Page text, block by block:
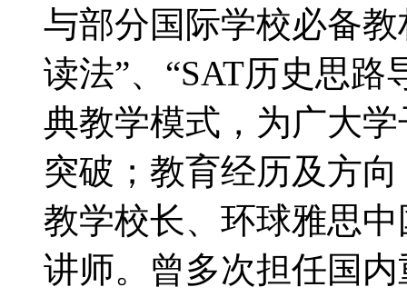
与部分国际学校必备
读法”、“SAT历史思路
典教学模式，为广大
突破；教育经历及方
教学校长、环球雅思
讲师。曾多次担任国